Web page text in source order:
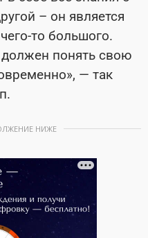
– он является
то большого.
должен понять свою
— так
НИЖЕ